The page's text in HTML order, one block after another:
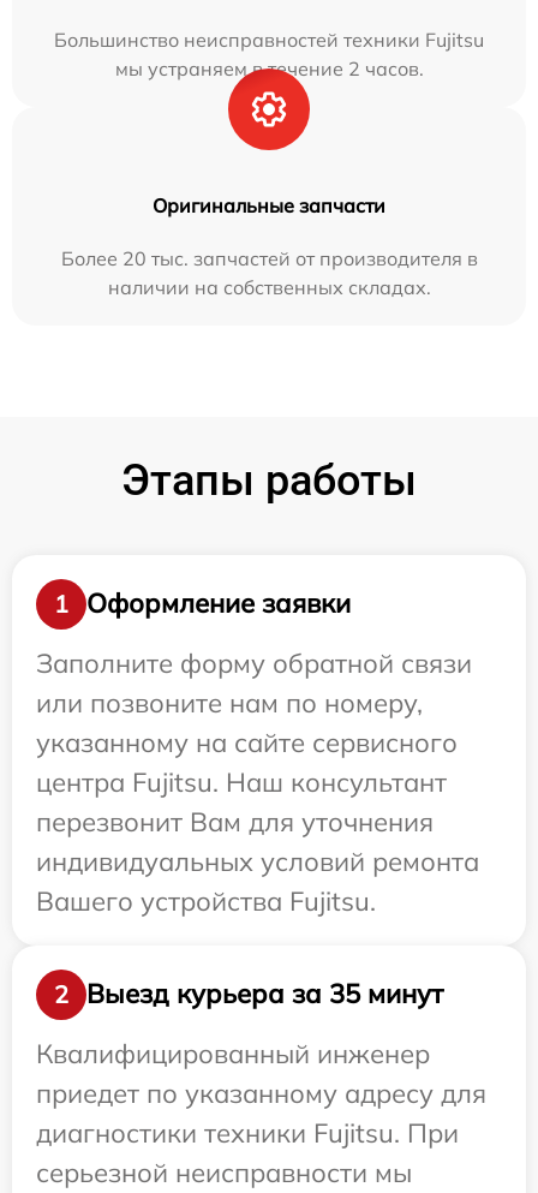
Большинство неисправностей техники Fujitsu
мы устраняем в течение 2 часов.
Оригинальные запчасти
Более 20 тыс. запчастей от производителя в
наличии на собственных складах.
Этапы работы
1
Оформление заявки
Заполните форму обратной связи
или позвоните нам по номеру,
указанному на сайте сервисного
центра Fujitsu. Наш консультант
перезвонит Вам для уточнения
индивидуальных условий ремонта
Вашего устройства Fujitsu.
2
Выезд курьера за 35 минут
Квалифицированный инженер
приедет по указанному адресу для
диагностики техники Fujitsu. При
серьезной неисправности мы